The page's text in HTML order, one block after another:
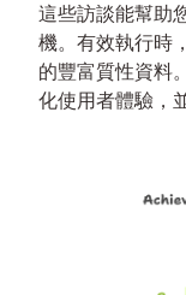
這些訪談能幫助
機。有效執行時
的豐富質性資料
化使用者體驗，